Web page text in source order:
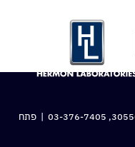
03-376-7405 | פתח